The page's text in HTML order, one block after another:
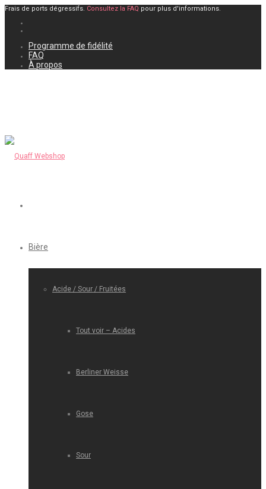
Frais de ports dégressifs. Consultez la FAQ pour plus d'informations.
Programme de fidélité
FAQ
À propos
Bière
Acide / Sour / Fruitées
Tout voir – Acides
Berliner Weisse
Gose
Sour